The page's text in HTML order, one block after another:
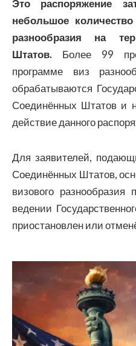
Это распоряжение
небольшое
разнообразия на
Штатов. Более 99
программе виз
обрабатываются
Соединённых Штатов и
действие данного
Для заявителей,
Соединённых Штатов,
визового разнообразия
ведении
приостановлен или